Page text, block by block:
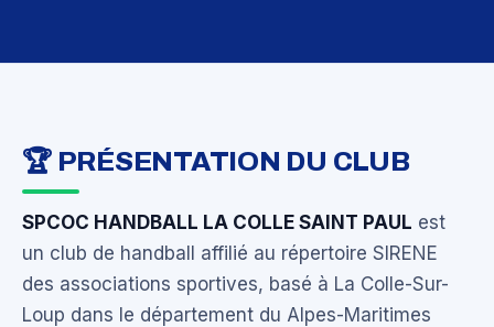
🏆 PRÉSENTATION DU CLUB
SPCOC HANDBALL LA COLLE SAINT PAUL est
un club de handball affilié au répertoire SIRENE
des associations sportives, basé à La Colle-Sur-
Loup dans le département du Alpes-Maritimes